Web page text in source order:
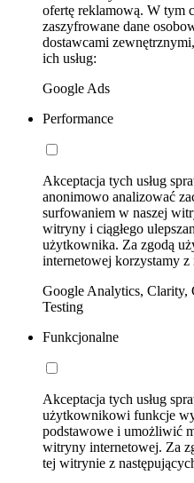
ofertę reklamową. W tym
zaszyfrowane dane
dostawcami
ich usług:
Google Ads
Performance
Akceptacja tych usług
anonimowo analizować
surfowaniem w naszej
witryny i ciągłego
użytkownika. Za zgodą
internetowej korzystamy z
Google Analytics, Clarity,
Testing
Funkcjonalne
Akceptacja tych usług
użytkownikowi funkcje
podstawowe i umożliwić
witryny internetowej. Za
tej witrynie z